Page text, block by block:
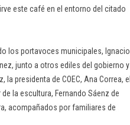
este café en el entorno del citado
los portavoces municipales, Ignacio
junto a otros ediles del gobierno y
presidenta de COEC, Ana Correa, el
la escultura, Fernando Sáenz de
acompañados por familiares de